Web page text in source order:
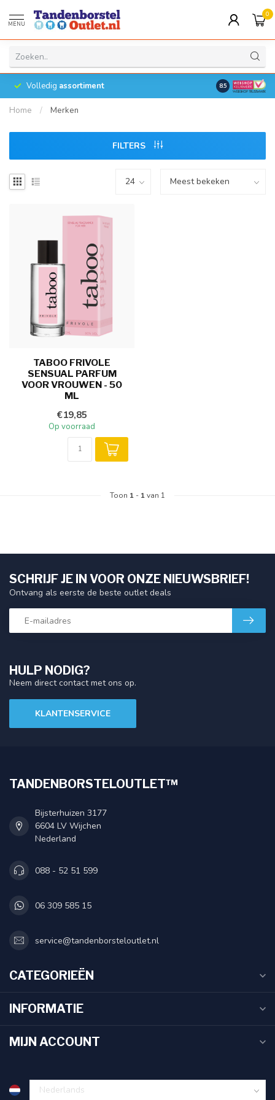
MENU
0
Volledig assortiment 8.5
Home / Merken
FILTERS
TABOO FRIVOLE
SENSUAL PARFUM
VOOR VROUWEN - 50
ML
€19,85
Op voorraad
Toon 1 - 1van 1
HULP NODIG?
Neem direct contact met ons op.
KLANTENSERVICE
SCHRIJF JE IN VOOR ONZE NIEUWSBRIEF!
Ontvang als eerste de beste outlet deals
TANDENBORSTELOUTLET™
Bijsterhuizen 3177
6604 LV Wijchen
Nederland
088 - 52 51 599
06 309 585 15
service@tandenborsteloutlet.nl
CATEGORIEËN
INFORMATIE
MIJN ACCOUNT